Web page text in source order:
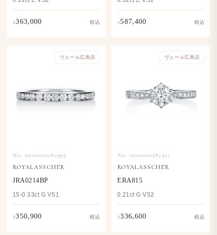
¥363,000 税込 ¥587,400 税込
ヴェール​広島店
No. 0000000180993
ROYALASSCHER
JRA0214BP
15-0.33ct G VS1
¥350,900 税込
ヴェール​広島店
No. 0000000587921
ROYALASSCHER
ERA815
0.21ct G VS2
¥336,600 税込